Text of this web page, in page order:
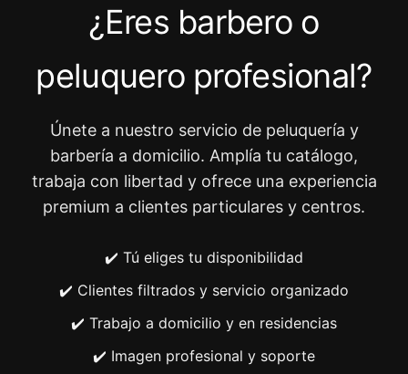
¿Eres barbero o
peluquero profesional?
Únete a nuestro servicio de peluquería y
barbería a domicilio. Amplía tu catálogo,
trabaja con libertad y ofrece una experiencia
premium a clientes particulares y centros.
✔️ Tú eliges tu disponibilidad
✔️ Clientes filtrados y servicio organizado
✔️ Trabajo a domicilio y en residencias
✔️ Imagen profesional y soporte